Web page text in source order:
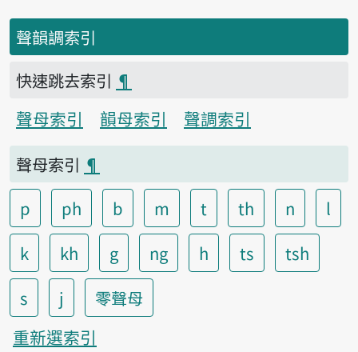
聲韻調索引
快速跳去索引 ¶
聲母索引
韻母索引
聲調索引
聲母索引 ¶
p
ph b m t th n
l
k
kh g ng h ts
tsh
s
j
零聲母
重新選索引